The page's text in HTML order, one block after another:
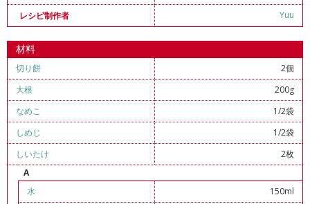
レシピ制作者
Yuu
材料
切り餅
2個
大根
200g
なめこ
1/2袋
しめじ
1/2袋
しいたけ
2枚
A
水
150ml